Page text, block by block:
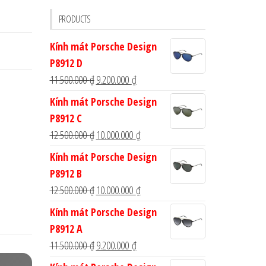
cho:
PRODUCTS
Kính mát Porsche Design
P8912 D
11.500.000₫Giá
gốc
11.500.000 ₫.
9.200.000 ₫Giá
hiện
là:
9.200.000 ₫.
Kính mát Porsche Design
P8912 C
12.500.000₫ Giá
gốc
12.500.000 ₫.
10.000.000 ₫Giá
hiện
tại
là:
10.000.000 ₫.
Kính mát Porsche Design
P8912 B
12.500.000₫ Giá
gốc
12.500.000 ₫.
10.000.000 ₫Giá
hiện
tại
10.000.000 ₫.
Kính mát Porsche Design
P8912 A
11.500.000₫Giá
gốc
9.200.000 ₫Giá
hiện